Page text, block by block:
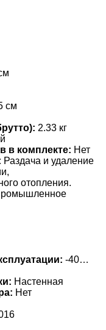
см
2.33 кг
в комплекте: Нет
Раздача и удаление
отопления.
-40…
Настенная
Нет